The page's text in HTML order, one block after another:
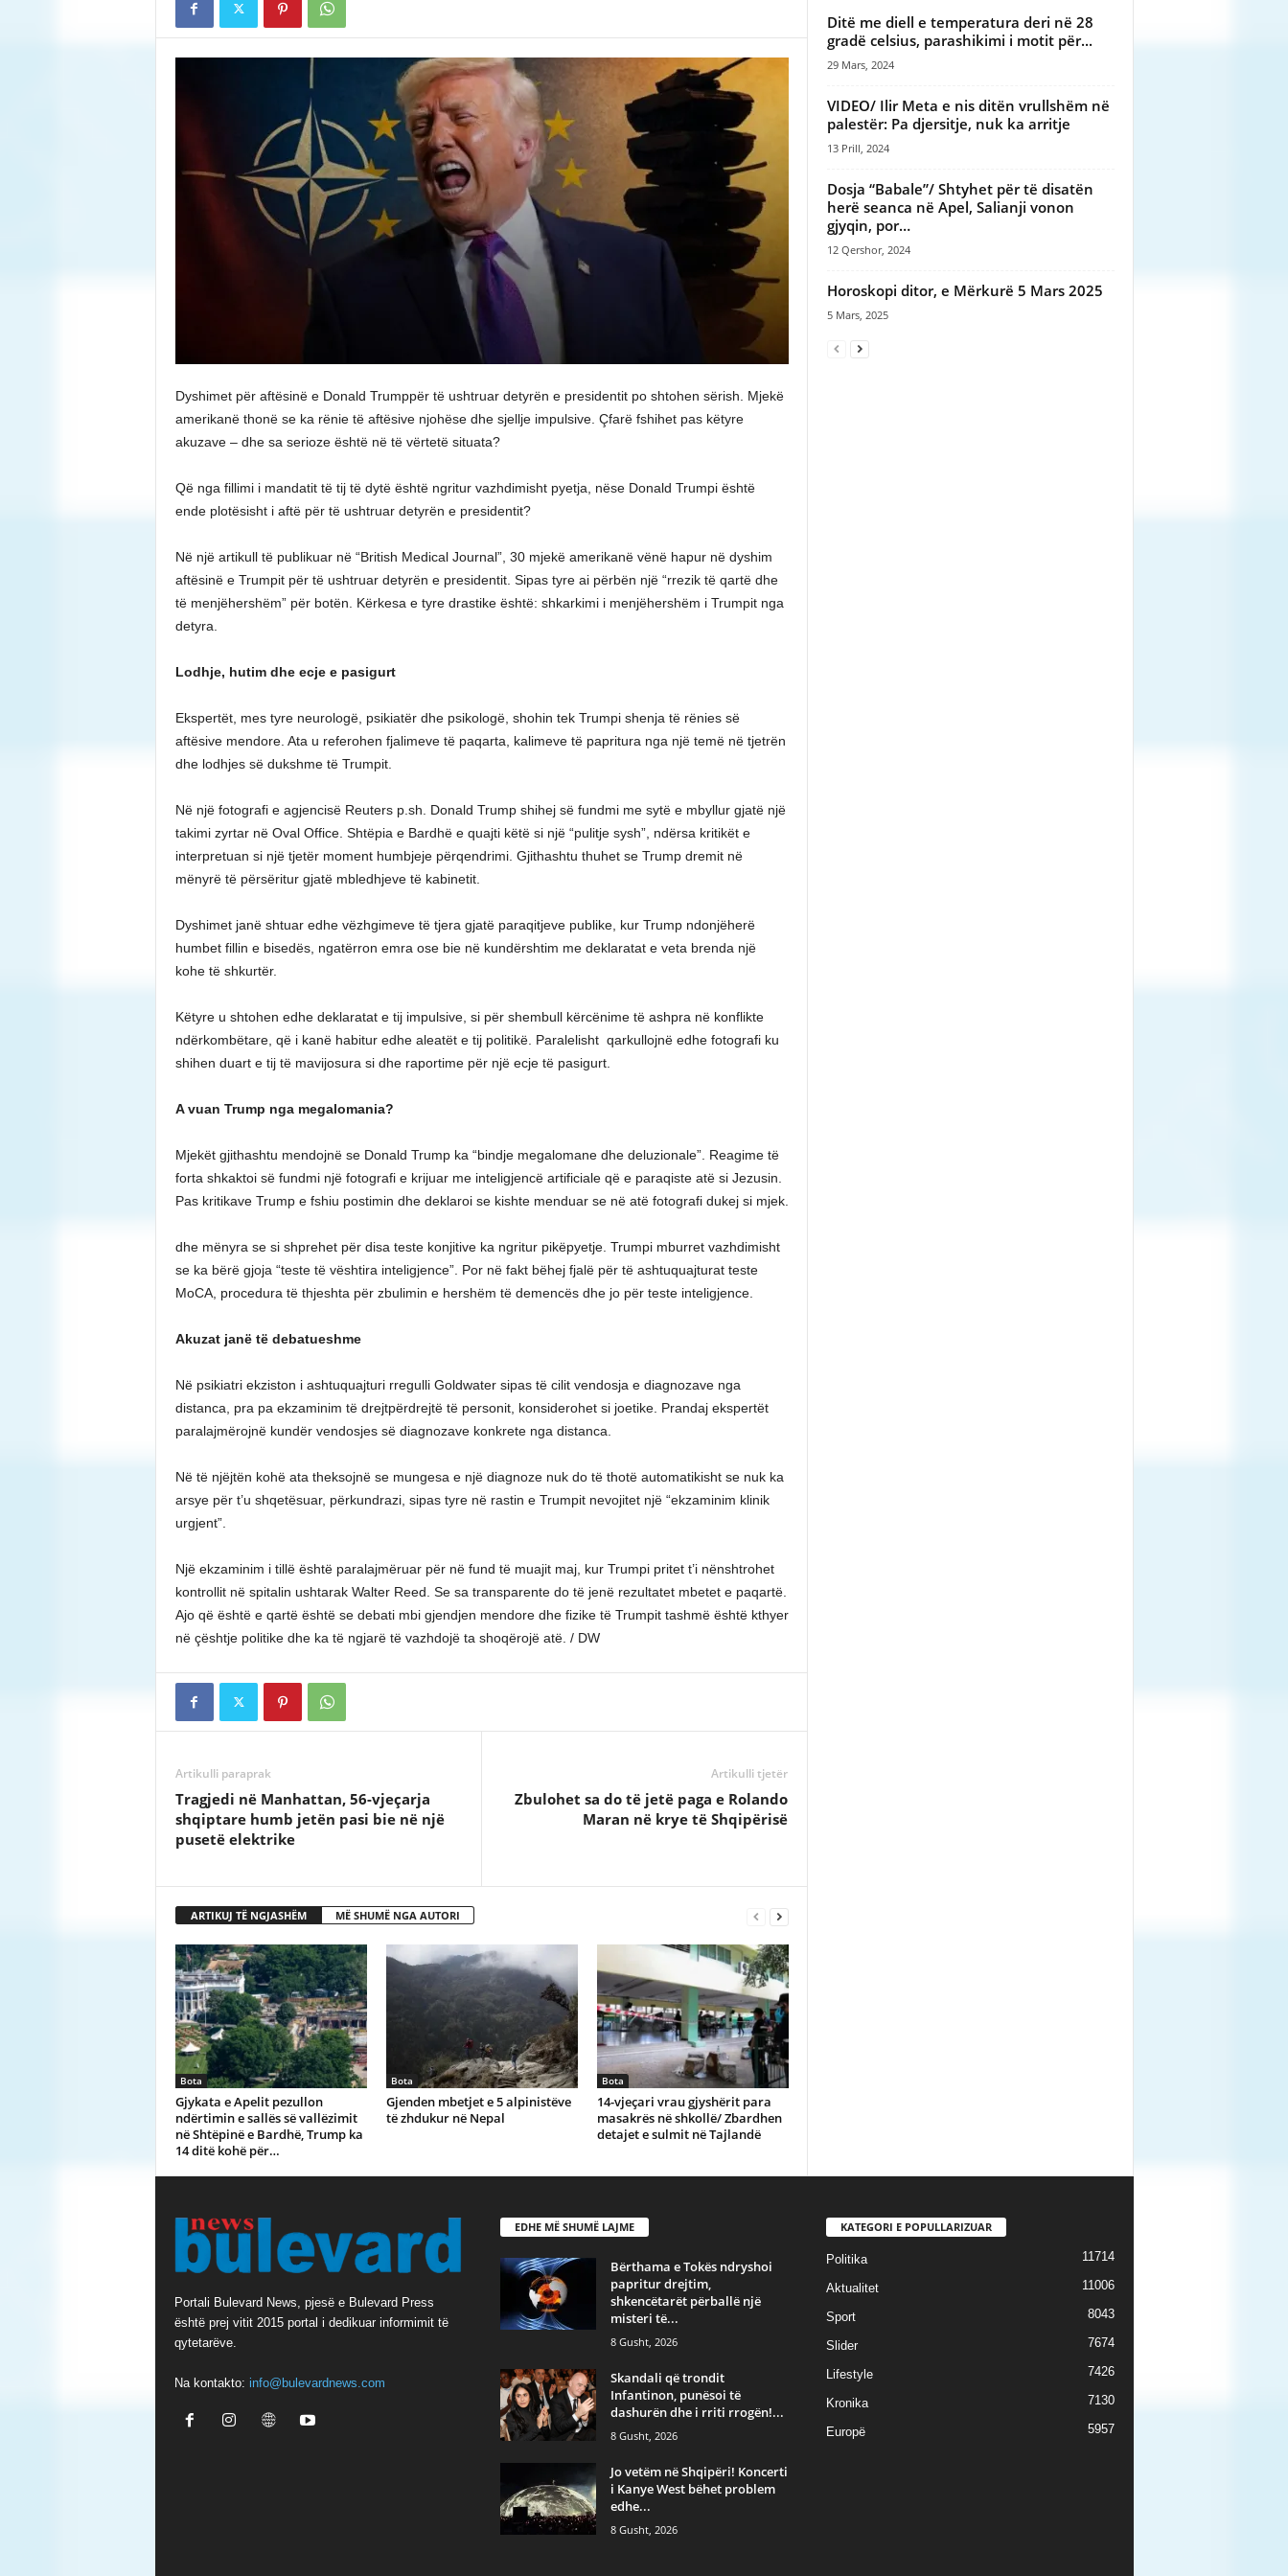
Dyshimet për aftësinë e Donald Trumppër të ushtruar detyrën e presidentit po shtohen sërish. Mjekë
amerikanë thonë se ka rënie të aftësive njohëse dhe sjellje impulsive. Çfarë fshihet pas këtyre
akuzave – dhe sa serioze është në të vërtetë situata?
Që nga fillimi i mandatit të tij të dytë është ngritur vazhdimisht pyetja, nëse Donald Trumpi është
ende plotësisht i aftë për të ushtruar detyrën e presidentit?
Në një artikull të publikuar në “British Medical Journal”, 30 mjekë amerikanë vënë hapur në dyshim
aftësinë e Trumpit për të ushtruar detyrën e presidentit. Sipas tyre ai përbën një “rrezik të qartë dhe
të menjëhershëm” për botën. Kërkesa e tyre drastike është: shkarkimi i menjëhershëm i Trumpit nga
detyra.
Lodhje, hutim dhe ecje e pasigurt
Ekspertët, mes tyre neurologë, psikiatër dhe psikologë, shohin tek Trumpi shenja të rënies së
aftësive mendore. Ata u referohen fjalimeve të paqarta, kalimeve të papritura nga një temë në tjetrën
dhe lodhjes së dukshme të Trumpit.
Në një fotografi e agjencisë Reuters p.sh. Donald Trump shihej së fundmi me sytë e mbyllur gjatë një
takimi zyrtar në Oval Office. Shtëpia e Bardhë e quajti këtë si një “pulitje sysh”, ndërsa kritikët e
interpretuan si një tjetër moment humbjeje përqendrimi. Gjithashtu thuhet se Trump dremit në
mënyrë të përsëritur gjatë mbledhjeve të kabinetit.
Dyshimet janë shtuar edhe vëzhgimeve të tjera gjatë paraqitjeve publike, kur Trump ndonjëherë
humbet fillin e bisedës, ngatërron emra ose bie në kundërshtim me deklaratat e veta brenda një
kohe të shkurtër.
Këtyre u shtohen edhe deklaratat e tij impulsive, si për shembull kërcënime të ashpra në konflikte
ndërkombëtare, që i kanë habitur edhe aleatët e tij politikë. Paralelisht qarkullojnë edhe fotografi ku
shihen duart e tij të mavijosura si dhe raportime për një ecje të pasigurt.
A vuan Trump nga megalomania?
Mjekët gjithashtu mendojnë se Donald Trump ka “bindje megalomane dhe deluzionale”. Reagime të
forta shkaktoi së fundmi një fotografi e krijuar me inteligjencë artificiale që e paraqiste atë si Jezusin.
Pas kritikave Trump e fshiu postimin dhe deklaroi se kishte menduar se në atë fotografi dukej si mjek.
dhe mënyra se si shprehet për disa teste konjitive ka ngritur pikëpyetje. Trumpi mburret vazhdimisht
se ka bërë gjoja “teste të vështira inteligjence”. Por në fakt bëhej fjalë për të ashtuquajturat teste
MoCA, procedura të thjeshta për zbulimin e hershëm të demencës dhe jo për teste inteligjence.
Akuzat janë të debatueshme
Në psikiatri ekziston i ashtuquajturi rregulli Goldwater sipas të cilit vendosja e diagnozave nga
distanca, pra pa ekzaminim të drejtpërdrejtë të personit, konsiderohet si joetike. Prandaj ekspertët
paralajmërojnë kundër vendosjes së diagnozave konkrete nga distanca.
Në të njëjtën kohë ata theksojnë se mungesa e një diagnoze nuk do të thotë automatikisht se nuk ka
arsye për t’u shqetësuar, përkundrazi, sipas tyre në rastin e Trumpit nevojitet një “ekzaminim klinik
urgjent”.
Një ekzaminim i tillë është paralajmëruar për në fund të muajit maj, kur Trumpi pritet t’i nënshtrohet
kontrollit në spitalin ushtarak Walter Reed. Se sa transparente do të jenë rezultatet mbetet e paqartë.
Ajo që është e qartë është se debati mbi gjendjen mendore dhe fizike të Trumpit tashmë është kthyer
në çështje politike dhe ka të ngjarë të vazhdojë ta shoqërojë atë. / DW
Artikulli paraprak
Tragjedi në Manhattan, 56-vjeçarja
shqiptare humb jetën pasi bie në një
pusetë elektrike
Artikulli tjetër
Zbulohet sa do të jetë paga e Rolando
Maran në krye të Shqipërisë
ARTIKUJ TË NGJASHËM MË SHUMË NGA AUTORI
Bota
Gjykata e Apelit pezullon
ndërtimin e sallës së vallëzimit
në Shtëpinë e Bardhë, Trump ka
14 ditë kohë për…
Bota
Gjenden mbetjet e 5 alpinistëve
të zhdukur në Nepal
Bota
14-vjeçari vrau gjyshërit para
masakrës në shkollë/ Zbardhen
detajet e sulmit në Tajlandë
Ditë me diell e temperatura deri në 28
gradë celsius, parashikimi i motit për...
29 Mars, 2024
VIDEO/ Ilir Meta e nis ditën vrullshëm në
palestër: Pa djersitje, nuk ka arritje
13 Prill, 2024
Dosja “Babale”/ Shtyhet për të disatën
herë seanca në Apel, Salianji vonon
gjyqin, por…
12 Qershor, 2024
Horoskopi ditor, e Mërkurë 5 Mars 2025
5 Mars, 2025
Portali Bulevard News, pjesë e Bulevard Press
është prej vitit 2015 portal i dedikuar informimit të
qytetarëve.
Na kontakto: info@bulevardnews.com
EDHE MË SHUMË LAJME
Bërthama e Tokës ndryshoi
papritur drejtim,
shkencëtarët përballë një
misteri të...
8 Gusht, 2026
Skandali që trondit
Infantinon, punësoi të
dashurën dhe i rriti rrogën!...
8 Gusht, 2026
Jo vetëm në Shqipëri! Koncerti
i Kanye West bëhet problem
edhe...
8 Gusht, 2026
KATEGORI E POPULLARIZUAR
Politika 11714
Aktualitet 11006
Sport 8043
Slider 7674
Lifestyle 7426
Kronika 7130
Europë 5957